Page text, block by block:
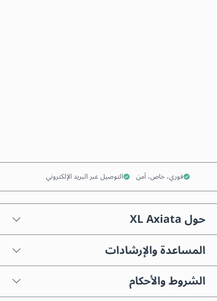
فوري، خاص، آمن التوصيل عبر البريد الإلكتروني
حول XL Axiata
المساعدة والإرشادات
الشروط والأحكام